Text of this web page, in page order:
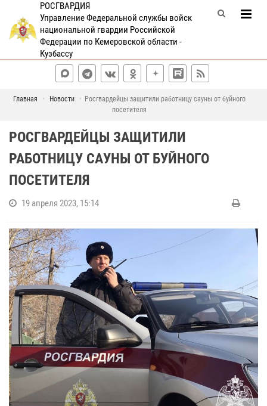
РОСГВАРДИЯ
Управление Федеральной службы войск
национальной гвардии Российской
Федерации по Кемеровской области -
Кузбассу
Главная Новости
Росгвардейцы защитили работницу сауны от буйного
посетителя
РОСГВАРДЕЙЦЫ ЗАЩИТИЛИ
РАБОТНИЦУ САУНЫ ОТ БУЙНОГО
ПОСЕТИТЕЛЯ
19 апреля 2023, 15:14